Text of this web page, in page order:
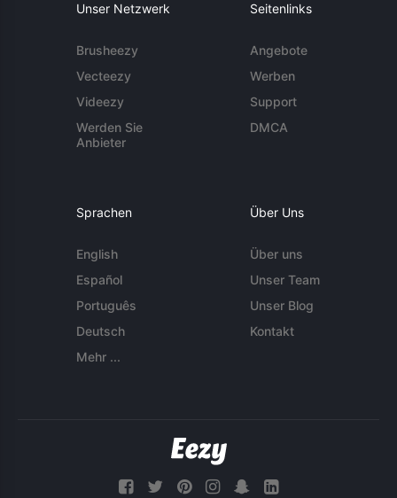
Unser Netzwerk
Brusheezy
Vecteezy
Videezy
Werden Sie
Anbieter
Seitenlinks
Angebote
Werben
Support
DMCA
Sprachen
English
Español
Português
Deutsch
Mehr ...
Über Uns
Über uns
Unser Team
Unser Blog
Kontakt